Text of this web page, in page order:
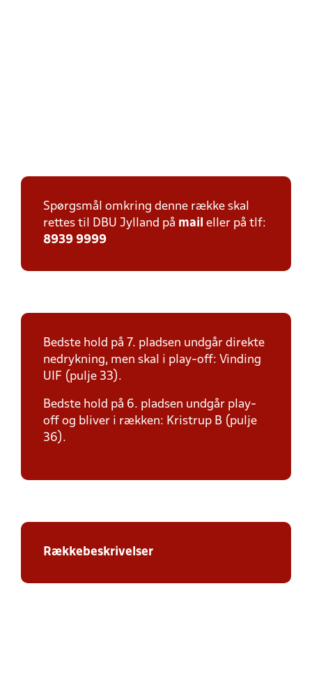
Spørgsmål omkring denne række skal
rettes til DBU Jylland på mail eller på tlf:
8939 9999
Bedste hold på 7. pladsen undgår direkte
nedrykning, men skal i play-off: Vinding
UIF (pulje 33).
Bedste hold på 6. pladsen undgår play-
off og bliver i rækken: Kristrup B (pulje
36).
Rækkebeskrivelser